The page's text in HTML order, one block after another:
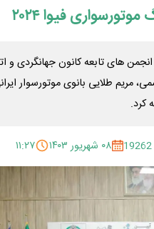
فنی وحرفه ای آزاد تخصصی
فیوا ۲۰۲۴
‌های تابعه کانون جهانگردی و
مریم طلایی بانوی موتورسوار
۰۸ شهریور ۱۴۰۳ ۱۱:۲۷